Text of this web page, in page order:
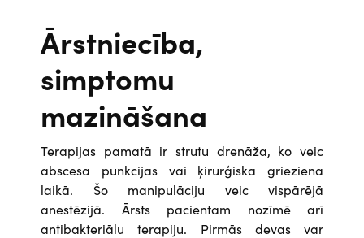
Ārstniecība,
simptomu
mazināšana
Terapijas pamatā ir strutu drenāža, ko veic
abscesa punkcijas vai ķirurģiska grieziena
laikā. Šo manipulāciju veic vispārējā
anestēzijā. Ārsts pacientam nozīmē arī
antibakteriālu terapiju. Pirmās devas var